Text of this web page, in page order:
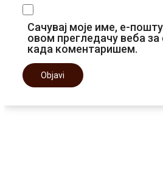
Сачувај моје име, е-
овом прегледачу веба за
када коментаришем.